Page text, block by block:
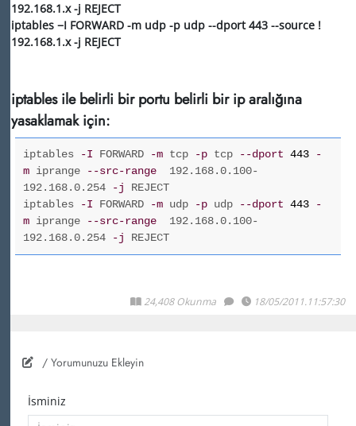
192.168.1.x -j REJECT
iptables −I FORWARD -m udp -p udp --dport 443 --source !
192.168.1.x-j REJECT
iptables ile belirli bir portu belirli bir ip aralığına
yasaklamak için:
iptables -I FORWARD -m tcp -p tcp --dport 443
-
m iprange --src-range 192.168.0.100-
192.168.0.254
-j
REJECT
iptables
-I FORWARD -m udp -p udp --dport 443
-
m iprange --src-range 192.168.0.100-
192.168.0.254
-j REJECT
24,408 Okunma 18/05/2011.11:57:30
/ Yorumunuzu Ekleyin
İsminiz